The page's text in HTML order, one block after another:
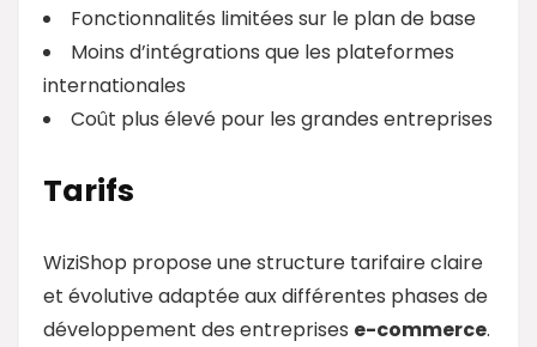
Fonctionnalités limitées sur le plan de base
Moins d’intégrations que les plateformes
internationales
Coût plus élevé pour les grandes entreprises
Tarifs
WiziShop propose une structure tarifaire claire
et évolutive adaptée aux différentes phases de
développement des entreprises e-commerce.